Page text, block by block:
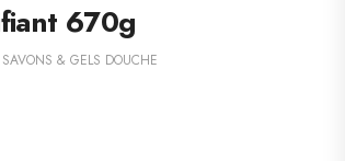
670g
SAVONS & GELS DOUCHE